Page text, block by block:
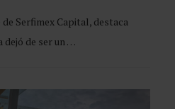
Serfimex Capital, destaca
dejó de ser un …